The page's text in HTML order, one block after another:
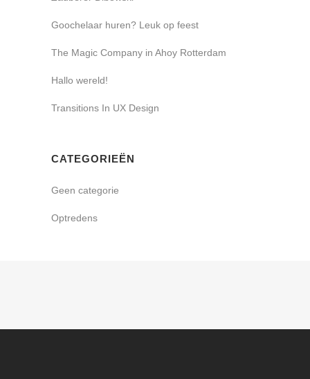
Goochelaar huren? Leuk op feest
The Magic Company in Ahoy Rotterdam
Hallo wereld!
Transitions In UX Design
CATEGORIEËN
Geen categorie
Optredens